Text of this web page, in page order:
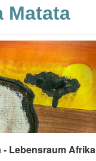
Matata
- Lebensraum Afrika